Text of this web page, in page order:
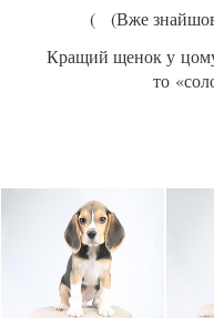
( (Вже
Кращий щенок у
то